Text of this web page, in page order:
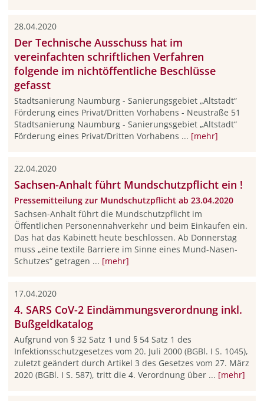
28.04.2020
Der Technische Ausschuss hat im
vereinfachten schriftlichen Verfahren
folgende im nichtöffentliche Beschlüsse
gefasst
Stadtsanierung Naumburg - Sanierungsgebiet „Altstadt“
Förderung eines Privat/Dritten Vorhabens - Neustraße 51
Stadtsanierung Naumburg - Sanierungsgebiet „Altstadt“
Förderung eines Privat/Dritten Vorhabens ... [mehr]
22.04.2020
Sachsen-Anhalt führt Mundschutzpflicht ein !
Pressemitteilung zur Mundschutzpflicht ab 23.04.2020
Sachsen-Anhalt führt die Mundschutzpflicht im
Öffentlichen Personennahverkehr und beim Einkaufen ein.
Das hat das Kabinett heute beschlossen. Ab Donnerstag
muss „eine textile Barriere im Sinne eines Mund-Nasen-
Schutzes“ getragen ... [mehr]
17.04.2020
4. SARS CoV-2 Eindämmungsverordnung inkl.
Bußgeldkatalog
Aufgrund von § 32 Satz 1 und § 54 Satz 1 des
Infektionsschutzgesetzes vom 20. Juli 2000 (BGBl. I S. 1045),
zuletzt geändert durch Artikel 3 des Gesetzes vom 27. März
2020 (BGBl. I S. 587), tritt die 4. Verordnung über ... [mehr]